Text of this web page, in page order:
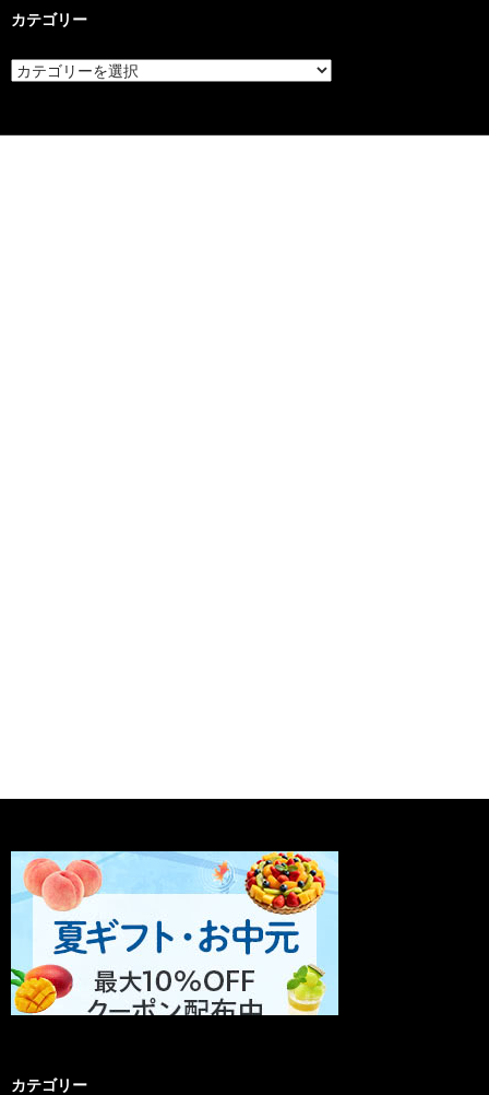
カテゴリー
カ
テ
カテゴリー